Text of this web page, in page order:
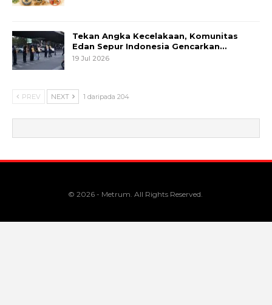
Tekan Angka Kecelakaan, Komunitas
Edan Sepur Indonesia Gencarkan…
19 Jul 2026
PREV NEXT 1 daripada 204
© 2026 - Metrum. All Rights Reserved.